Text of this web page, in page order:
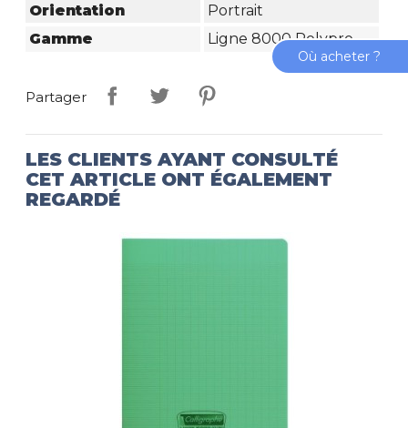
Orientation
Portrait
Gamme
Ligne 8000 Polypro
Partager
LES CLIENTS AYANT CONSULTÉ
CET ARTICLE ONT ÉGALEMENT
REGARDÉ
Où acheter ?